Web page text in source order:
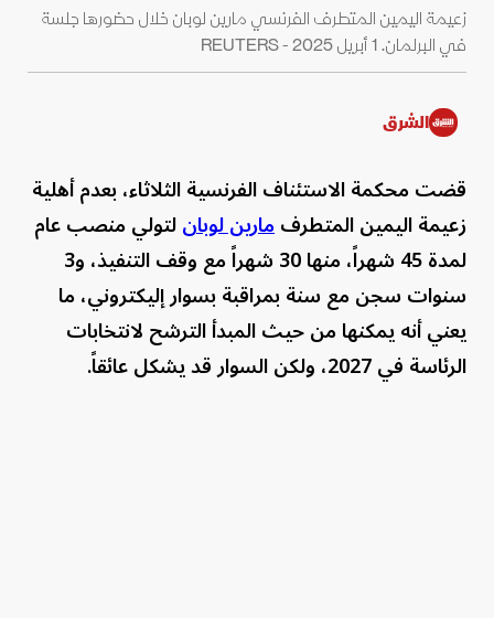
زعيمة اليمين المتطرف الفرنسي مارين لوبان خلال حضورها جلسة
في البرلمان. 1 أبريل 2025 - REUTERS
الشرق
قضت محكمة الاستئناف الفرنسية الثلاثاء، بعدم أهلية
زعيمة اليمين المتطرفمارين لوبانلتولي منصب عام
لمدة 45 شهراً، منها 30 شهراً مع وقف التنفيذ، و3
سنوات سجن مع سنة بمراقبة بسوار إليكتروني، ما
يعني أنه يمكنها من حيث المبدأ الترشح لانتخابات
الرئاسة في 2027، ولكن السوار قد يشكل عائقاً.